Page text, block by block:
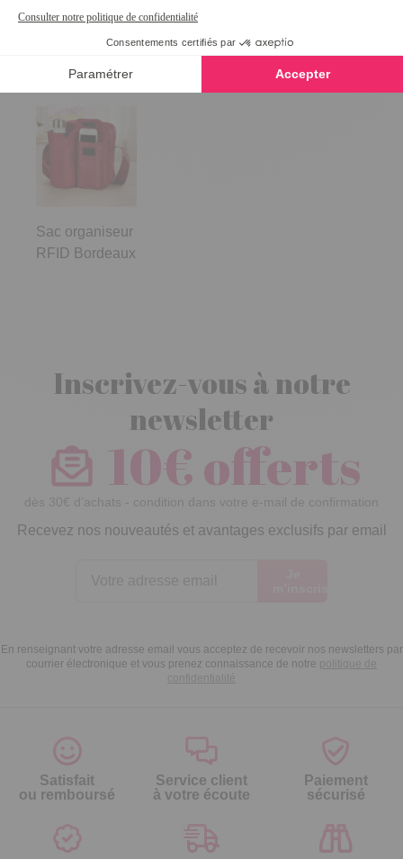
Derniers articles consultés
Sac organiseur
RFID Bordeaux
Inscrivez-vous à notre
newsletter
10€ offerts
dès 30€ d’achats - condition dans votre e-mail de confirmation
Recevez nos nouveautés et avantages exclusifs par email
En renseignant votre adresse email vous acceptez de recevoir nos newsletters par
courrier électronique et vous prenez connaissance de notre politique de
confidentialité
Satisfait
ou remboursé
Service client
à votre écoute
Paiement
sécurisé